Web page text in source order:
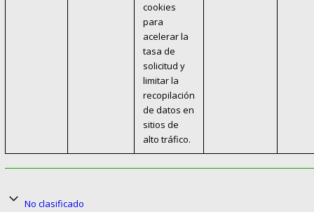
cookies
para
acelerar la
tasa de
solicitud y
limitar la
recopilación
de datos en
sitios de
alto tráfico.
No clasificado